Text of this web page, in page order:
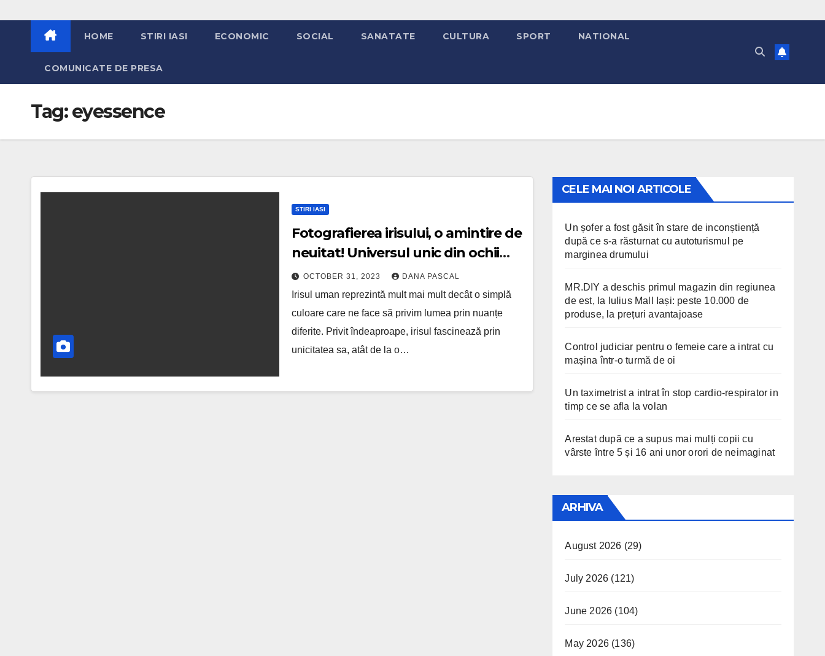
HOME STIRI IASI ECONOMIC SOCIAL SANATATE CULTURA SPORT NATIONAL
COMUNICATE DE PRESA
Tag:eyessence
STIRI IASI
Fotografierea irisului, o amintire de
neuitat! Universul unic din ochii
noștri, transpus în imagini, la
Eyessence Iași
OCTOBER 31, 2023 DANA PASCAL
Irisul uman reprezintă mult mai mult decât o simplă
culoare care ne face să privim lumea prin nuanțe
diferite. Privit îndeaproape, irisul fascinează prin
unicitatea sa, atât de la o…
CELE MAI NOI ARTICOLE
Un șofer a fost găsit în stare de inconștiență
după ce s-a răsturnat cu autoturismul pe
marginea drumului
MR.DIY a deschis primul magazin din regiunea
de est, la Iulius Mall Iași: peste 10.000 de
produse, la prețuri avantajoase
Control judiciar pentru o femeie care a intrat cu
mașina într-o turmă de oi
Un taximetrist a intrat în stop cardio-respirator in
timp ce se afla la volan
Arestat după ce a supus mai mulți copii cu
vârste între 5 și 16 ani unor orori de neimaginat
ARHIVA
August 2026 (29)
July 2026 (121)
June 2026 (104)
May 2026(136)